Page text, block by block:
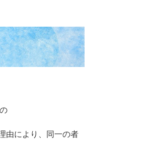
由により、同一の者